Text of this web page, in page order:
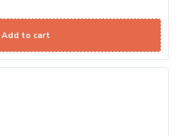
Add to cart